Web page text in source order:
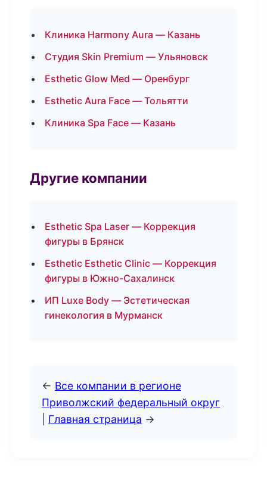
Клиника Harmony Aura — Казань
Студия Skin Premium — Ульяновск
Esthetic Glow Med — Оренбург
Esthetic Aura Face — Тольятти
Клиника Spa Face — Казань
Другие компании
Esthetic Spa Laser — Коррекция
фигуры в Брянск
Esthetic Esthetic Clinic — Коррекция
фигуры в Южно-Сахалинск
ИП Luxe Body — Эстетическая
гинекология в Мурманск
← Все компании в регионе
Приволжский федеральный округ
Главная страница →